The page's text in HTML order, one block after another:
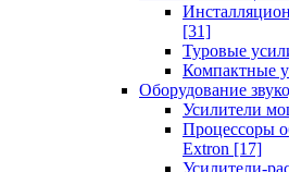
[31]
Туровые
Компактные
Оборудование
Усилители
Процессоры
Extron [17]
Усилители-